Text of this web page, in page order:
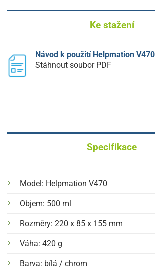
Ke stažení
Návod k použití Helpmation V470
Stáhnout soubor PDF
Specifikace
Model: Helpmation V470
Objem: 500 ml
Rozměry: 220 x 85 x 155 mm
Váha: 420 g
Barva: bílá / chrom